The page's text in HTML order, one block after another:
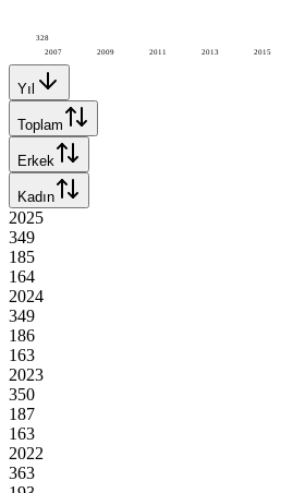
2007 2009 2011 2013 2015
328
Yıl
Toplam
Erkek
Kadın
2025
349
185
164
2024
349
186
163
2023
350
187
163
2022
363